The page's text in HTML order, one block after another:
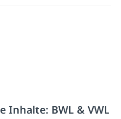
Inhalte: BWL & VWL